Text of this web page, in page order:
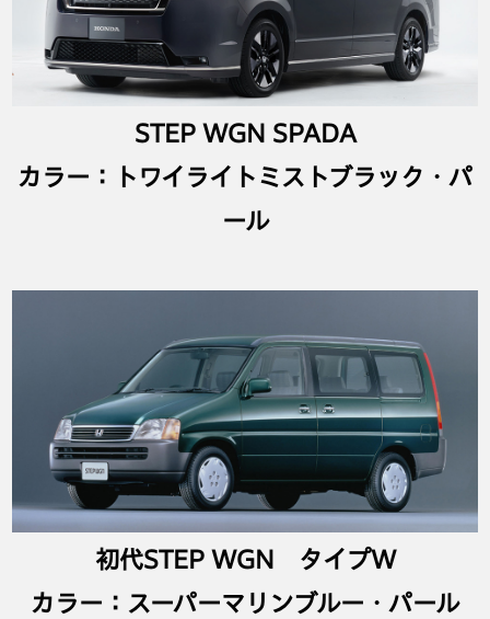
STEP WGN SPADA
カラー：トワイライトミストブラック・パ
ール
初代STEP WGN タイプW
カラー：スーパーマリンブルー・パール